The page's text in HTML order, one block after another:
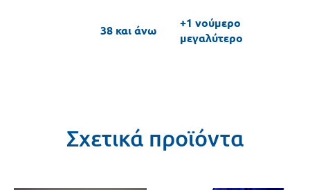
38 και άνω
+1 νούμερο
μεγαλύτερο
Σχετικά προϊόντα